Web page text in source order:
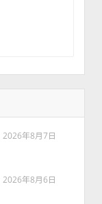
2026年8月7日
2026年8月6日